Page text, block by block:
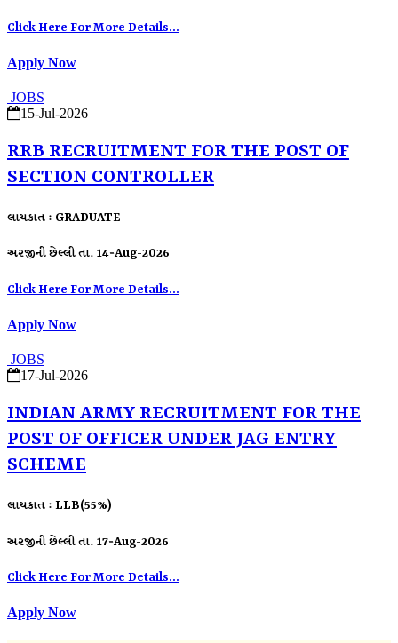
Click Here For More Details...
Apply Now
JOBS
15-Jul-2026
RRB RECRUITMENT FOR THE POST OF
SECTION CONTROLLER
લાયકાત : GRADUATE
અરજીની છેલ્લી તા. 14-Aug-2026
Click Here For More Details...
Apply Now
JOBS
17-Jul-2026
INDIAN ARMY RECRUITMENT FOR THE
POST OF OFFICER UNDER JAG ENTRY
SCHEME
લાયકાત : LLB(55%)
અરજીની છેલ્લી તા. 17-Aug-2026
Click Here For More Details...
Apply Now